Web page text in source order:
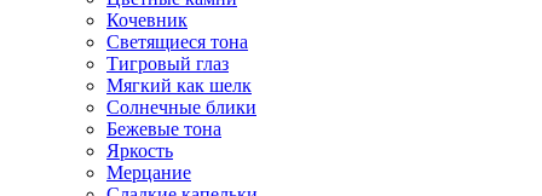
Кочевник
Светящиеся тона
Тигровый глаз
Мягкий как шелк
Солнечные блики
Бежевые тона
Яркость
Мерцание